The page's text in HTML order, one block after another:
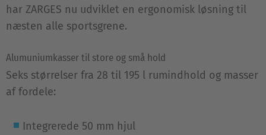
har ZARGES nu udviklet en ergonomisk løsning til
næsten alle sportsgrene.
Alumuniumkasser til store og små hold
Seks størrelser fra 28 til 195 l rumindhold og masser
af fordele:
Integrerede 50 mm hjul